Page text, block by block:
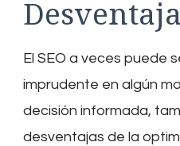
El SEO a veces puede
imprudente en algún
decisión informada,
desventajas de la